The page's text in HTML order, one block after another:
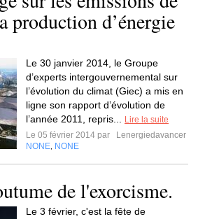
production d’énergie
Le 30 janvier 2014, le Groupe
d’experts intergouvernemental sur
l’évolution du climat (Giec) a mis en
ligne son rapport d’évolution de
l’année 2011, repris...
Lire la suite
Le 05 février 2014 par
Lenergiedavancer
NONE NONE
de l'exorcisme.
Le 3 février, c'est la fête de